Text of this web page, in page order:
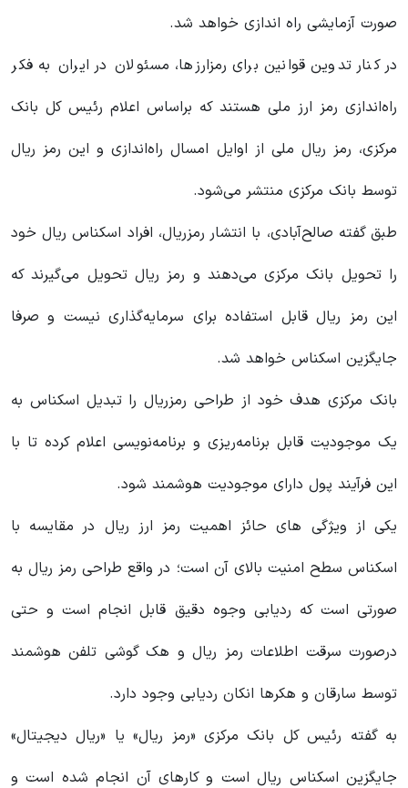
صورت آزمایشی راه اندازی خواهد شد.
در کنار تدوین قوانین برای رمزارزها، مسئولان در ایران به فکر
راه‌اندازی رمز ارز ملی هستند که براساس اعلام رئیس کل بانک
مرکزی، رمز ریال ملی از اوایل امسال راه‌اندازی و این رمز ریال
توسط بانک مرکزی منتشر می‌شود.
طبق گفته صالح‌آبادی، با انتشار رمزریال، افراد اسکناس ریال خود
را تحویل بانک مرکزی می‌دهند و رمز ریال تحویل می‌گیرند که
این رمز ریال قابل استفاده برای سرمایه‌گذاری نیست و صرفا
جایگزین اسکناس خواهد شد.
بانک مرکزی هدف خود از طراحی رمزریال را تبدیل اسکناس به
یک موجودیت قابل برنامه‌ریزی و برنامه‌نویسی اعلام کرده تا با
این فرآیند پول دارای موجودیت هوشمند شود.
یکی از ویژگی های حائز اهمیت رمز ارز ریال در مقایسه با
اسکناس سطح امنیت بالای آن است؛ در واقع طراحی رمز ریال به
صورتی است که ردیابی وجوه دقیق قابل انجام است و حتی
درصورت سرقت اطلاعات رمز ریال و هک گوشی تلفن هوشمند
توسط سارقان و هکرها انکان ردیابی وجود دارد.
به گفته رئیس کل بانک مرکزی «رمز ریال» یا «ریال دیجیتال»
جایگزین اسکناس ریال است و کارهای آن انجام شده است و